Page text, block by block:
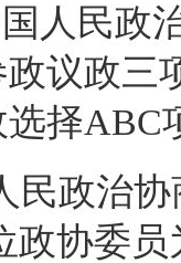
民政治
议政三
择ABC
政治协
政协委